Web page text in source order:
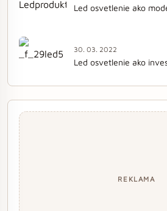
Led osvetlenie ako
30. 03. 2022
Led osvetlenie ako
REKLAMA